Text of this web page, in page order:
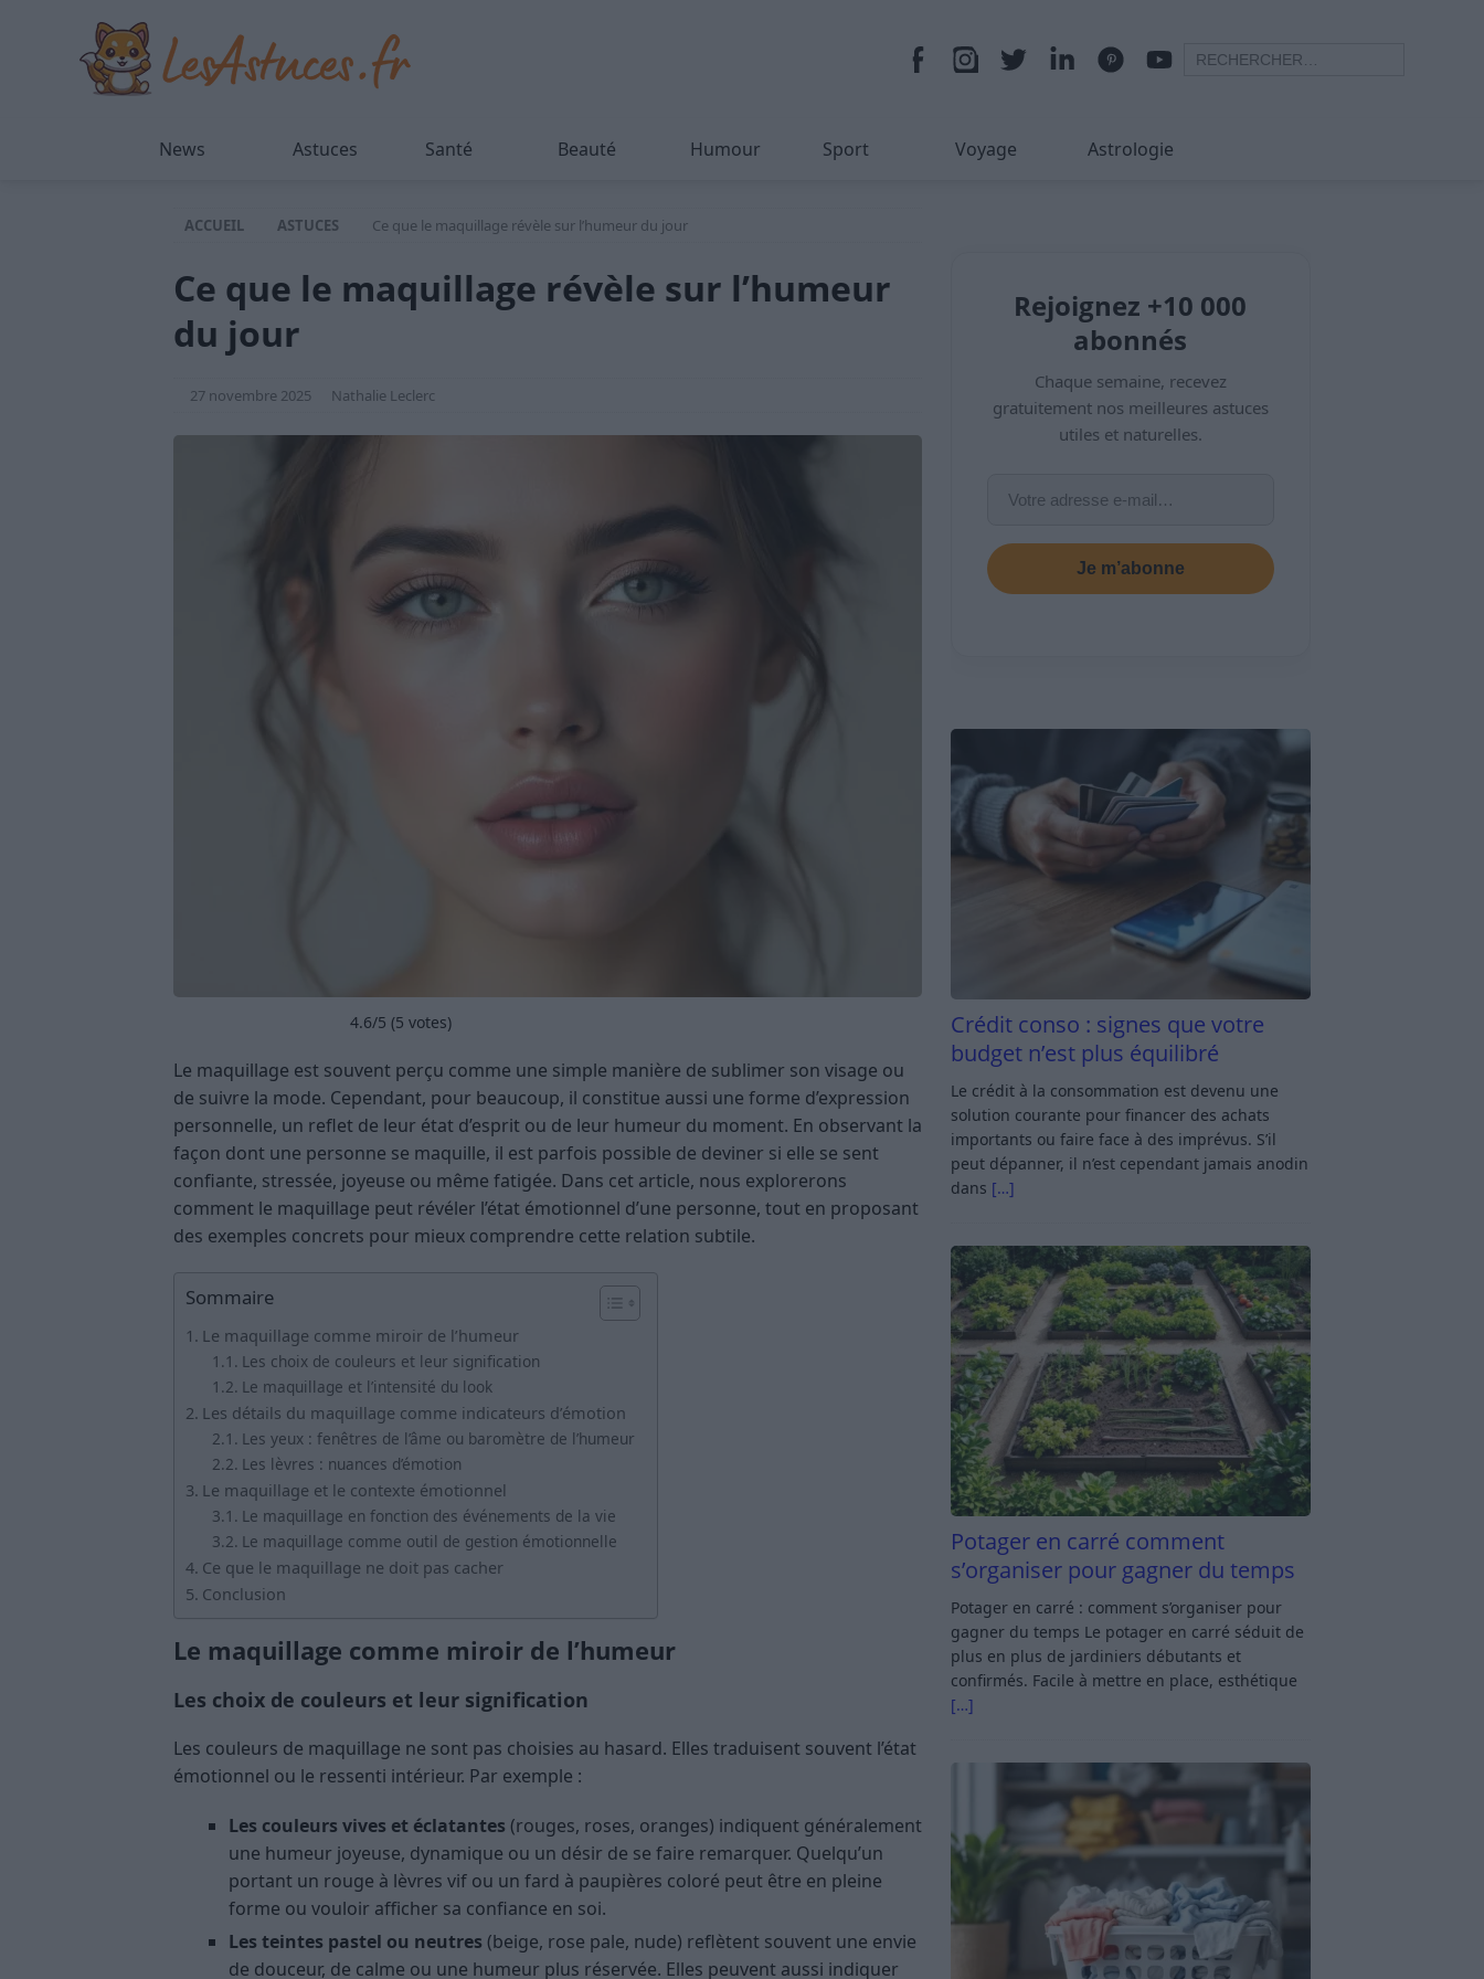
News Astuces Santé Beauté Humour Sport Voyage Astrologie
ACCUEIL ASTUCES Ce que le maquillage révèle sur l’humeur du jour
Ce que le maquillage révèle sur l’humeur
du jour
27 novembre 2025 Nathalie Leclerc
4.6/5 (5 votes)
Le maquillage est souvent perçu comme une simple manière de sublimer son visage ou
de suivre la mode. Cependant, pour beaucoup, il constitue aussi une forme d’expression
personnelle, un reflet de leur état d’esprit ou de leur humeur du moment. En observant la
façon dont une personne se maquille, il est parfois possible de deviner si elle se sent
confiante, stressée, joyeuse ou même fatigée. Dans cet article, nous explorerons
comment le maquillage peut révéler l’état émotionnel d’une personne, tout en proposant
des exemples concrets pour mieux comprendre cette relation subtile.
Sommaire
Le maquillage comme miroir de l’humeur
Les choix de couleurs et leur signification
Le maquillage et l’intensité du look
Les détails du maquillage comme indicateurs d’émotion
Les yeux : fenêtres de l’âme ou baromètre de l’humeur
Les lèvres : nuances d’émotion
Le maquillage et le contexte émotionnel
Le maquillage en fonction des événements de la vie
Le maquillage comme outil de gestion émotionnelle
Ce que le maquillage ne doit pas cacher
Conclusion
Le maquillage comme miroir de l’humeur
Les choix de couleurs et leur signification
Les couleurs de maquillage ne sont pas choisies au hasard. Elles traduisent souvent l’état
émotionnel ou le ressenti intérieur. Par exemple :
Les couleurs vives et éclatantes (rouges, roses, oranges) indiquent généralement
une humeur joyeuse, dynamique ou un désir de se faire remarquer. Quelqu’un
portant un rouge à lèvres vif ou un fard à paupières coloré peut être en pleine
forme ou vouloir afficher sa confiance en soi.
Les teintes pastel ou neutres (beige, rose pale, nude) reflètent souvent une envie
de douceur, de calme ou une humeur plus réservée. Elles peuvent aussi indiquer
Rejoignez +10 000
abonnés
Chaque semaine, recevez
gratuitement nos meilleures astuces
utiles et naturelles.
Je m’abonne
Crédit conso : signes que votre
budget n’est plus équilibré
Le crédit à la consommation est devenu une
solution courante pour financer des achats
importants ou faire face à des imprévus. S’il
peut dépanner, il n’est cependant jamais anodin
dans […]
Potager en carré comment
s’organiser pour gagner du temps
Potager en carré : comment s’organiser pour
gagner du temps Le potager en carré séduit de
plus en plus de jardiniers débutants et
confirmés. Facile à mettre en place, esthétique
[…]